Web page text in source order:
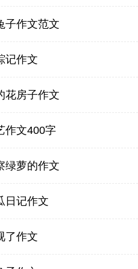
子作文范文
记作文
花房子作文
作文400字
绿萝的作文
日记作文
了作文